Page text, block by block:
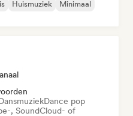
Huismuziek Minimaal
Dance pop
, SoundCloud- of